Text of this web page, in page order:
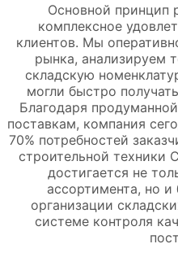
Основной
комплексное
клиентов. Мы
рынка, анализируем
складскую
могли быстро
Благодаря
поставкам, компания
70% потребностей
строительной техники
достигается не
ассортимента, но и
организации
системе контроля